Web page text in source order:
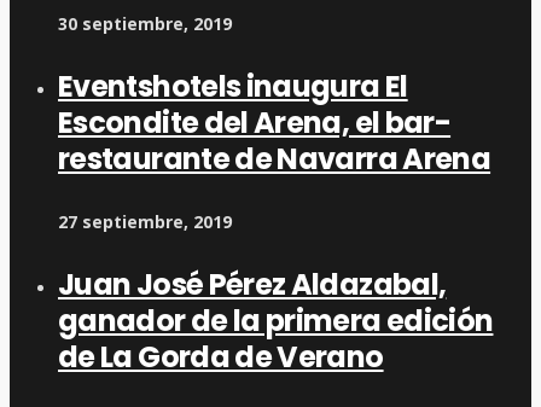
30 septiembre, 2019
Eventshotels inaugura El
Escondite del Arena, el bar-
restaurante de Navarra Arena
27 septiembre, 2019
Juan José Pérez Aldazabal,
ganador de la primera edición
de La Gorda de Verano